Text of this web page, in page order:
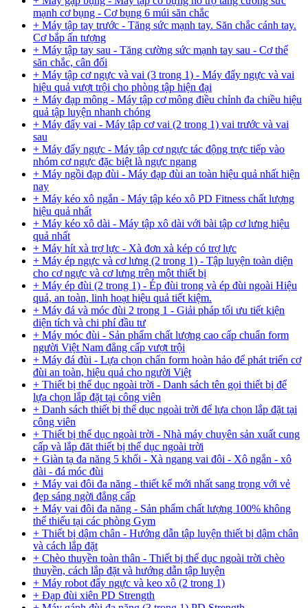
mạnh cơ bụng - Cơ bụng 6 múi săn chắc
+ Máy tập tay trước - Tăng sức mạnh tay. Săn chắc cánh tay.
Cơ bắp ấn tượng
+ Máy tập tay sau - Tăng cường sức mạnh tay sau - Cơ thể
săn chắc, cân đối
+ Máy tập cơ ngực và vai (3 trong 1) - Máy đẩy ngực và vai
hiệu quả vượt trội cho phòng tập hiện đại
+ Máy đạp mông - Máy tập cơ mông điều chỉnh đa chiều hiệu
quả tập luyện nhanh chóng
+ Máy đẩy vai - Máy tập cơ vai (2 trong 1) vai trước và vai
sau
+ Máy đẩy ngực - Máy tập cơ ngực tác động trực tiếp vào
nhóm cơ ngực đặc biệt là ngực ngang
+ Máy ngồi đạp đùi - Máy đạp đùi an toàn hiệu quả nhất hiện
nay
+ Máy kéo xô ngắn - Máy tập kéo xô PD Fitness chất lượng
hiệu quả nhất
+ Máy kéo xô dài - Máy tập xô dài với bài tập cơ lưng hiệu
quả nhất
+ Máy hít xà trợ lực - Xà đơn xà kép có trợ lực
+ Máy ép ngực và cơ lưng (2 trong 1) - Tập luyện toàn diện
cho cơ ngực và cơ lưng trên một thiết bị
+ Máy ép đùi (2 trong 1) - Ép đùi trong và ép đùi ngoài Hiệu
quả, an toàn, linh hoạt hiệu quả tiết kiệm.
+ Máy đá và móc đùi 2 trong 1 - Giải pháp tối ưu tiết kiện
diện tích và chi phí đầu tư
+ Máy móc đùi - Sản phẩm chất lượng cao cấp chuẩn form
người Việt Nam đẳng cấp vượt trội
+ Máy đá đùi - Lựa chọn chẩn form hoàn hảo để phát triển cơ
đùi an toàn, hiệu quả cho người Việt
+ Thiết bị thể dục ngoài trời - Danh sách tên gọi thiết bị để
lựa chọn lắp đặt tại công viên
+ Danh sách thiết bị thể dục ngoài trời để lựa chọn lắp đặt tại
công viên
+ Thiết bị thể dục ngoài trời - Nhà máy chuyên sản xuất cung
cấp và lắp đăt thiết bị thể dục ngoài trời
+ Giàn tạ đa năng 5 khối - Xà ngang vai đôi - Xô ngắn - xô
dài - đá móc đùi
+ Máy vai đôi đa năng - thiết kế mới nhất sang trọng với vẻ
đẹp sáng ngời đẳng cấp
+ Máy vai đôi đa năng - Sản phẩm chất lượng 100% không
thể thiếu tại các phòng Gym
+ Thiết bị dậm chân - Hướng dẫn tập luyện thiết bị dậm chân
và cách lắp đặt
+ Chèo thuyền toàn thân - Thiết bị thể dục ngoài trời chèo
thuyền, cách lắp đặt và hướng dẫn tập luyện
+ Máy robot đẩy ngực và keo xô (2 trong 1)
+ Đạp đùi xiên PD Strength